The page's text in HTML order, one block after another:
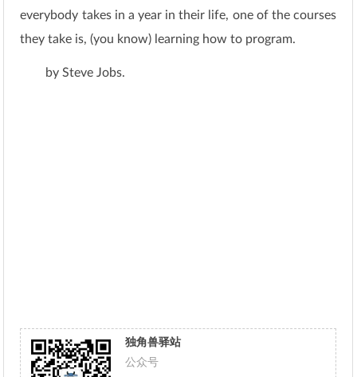
everybody takes in a year in their life, one of the courses
they take is, (you know) learning how to program.
by Steve Jobs.
独角兽驿站
公众号